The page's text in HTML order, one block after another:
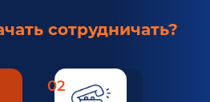
сотрудничать?
02